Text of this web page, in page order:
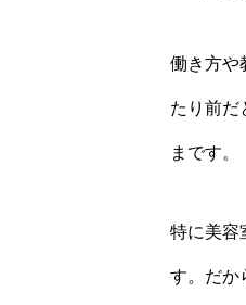
働き方や
たり前だ
まです。
特に美容
す。だか